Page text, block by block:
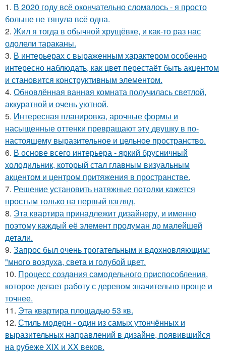
1. В 2020 году всё окончательно сломалось - я просто
больше не тянула всё одна.
2. Жил я тогда в обычной хрущёвке, и как-то раз нас
одолели тараканы.
3. В интерьерах с выраженным характером особенно
интересно наблюдать, как цвет перестаёт быть акцентом
и становится конструктивным элементом.
4. Обновлённая ванная комната получилась светлой,
аккуратной и очень уютной.
5. Интересная планировка, арочные формы и
насыщенные оттенки превращают эту двушку в по-
настоящему выразительное и цельное пространство.
6. В основе всего интерьера - яркий брусничный
холодильник, который стал главным визуальным
акцентом и центром притяжения в пространстве.
7. Решение установить натяжные потолки кажется
простым только на первый взгляд.
8. Эта квартира принадлежит дизайнеру, и именно
поэтому каждый её элемент продуман до малейшей
детали.
9. Запрос был очень трогательным и вдохновляющим:
"много воздуха, света и голубой цвет.
10. Процесс создания самодельного приспособления,
которое делает работу с деревом значительно проще и
точнее.
11. Эта квартира площадью 53 кв.
12. Стиль модерн - один из самых утончённых и
выразительных направлений в дизайне, появившийся
на рубеже XIX и XX веков.